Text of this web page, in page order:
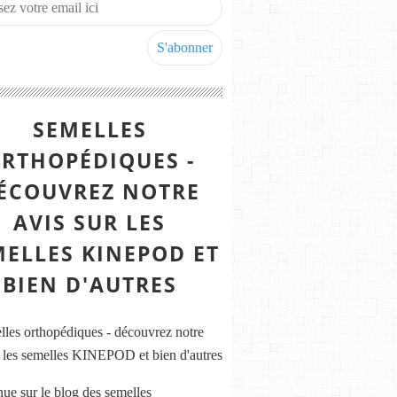
SEMELLES
-
NOTRE
AVIS SUR LES
KINEPOD ET
BIEN D'AUTRES
sur le blog des semelles